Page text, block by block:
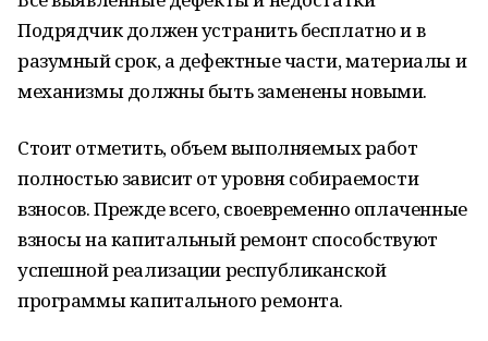
Подрядчик должен устранить бесплатно и в
разумный срок, а дефектные части, материалы и
механизмы должны быть заменены новыми.
Стоит отметить, объем выполняемых работ
полностью зависит от уровня собираемости
взносов. Прежде всего, своевременно оплаченные
взносы на капитальный ремонт способствуют
успешной реализации республиканской
программы капитального ремонта.